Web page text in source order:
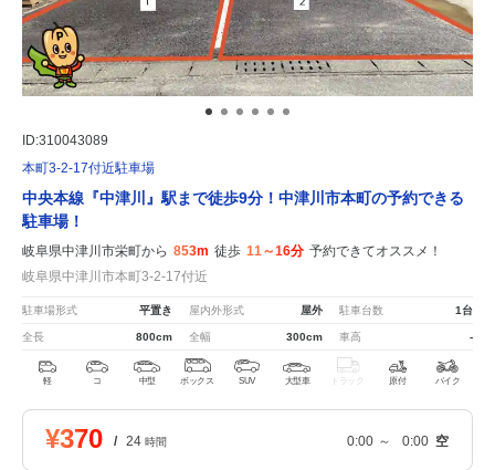
ID:310043089
本町3-2-17付近駐車場
中央本線『中津川』駅まで徒歩9分！中津川市本町の予約できる
駐車場！
岐阜県中津川市栄町から 853m 徒歩 11～16分 予約できてオススメ！
岐阜県中津川市本町3-2-17付近
駐車場形式 平置き 屋内外形式 屋外 駐車台数 1台
全長 800cm 全幅 300cm 車高 -
軽 コ 中型 ボックス SUV 大型車 トラック 原付 バイク
¥370 / 24 時間 0:00 ～ 0:00 空